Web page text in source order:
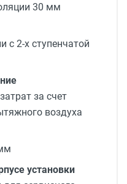
30 мм
с 2-х ступенчатой
за счет
воздуха
установки